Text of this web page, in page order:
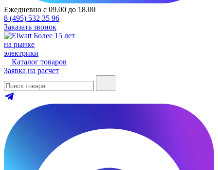
Ежедневно с 09.00 до 18.00
8 (495) 532 35 96
Заказать звонок
Более 15 лет
на рынке
электрики
Каталог товаров
Заявка на расчет